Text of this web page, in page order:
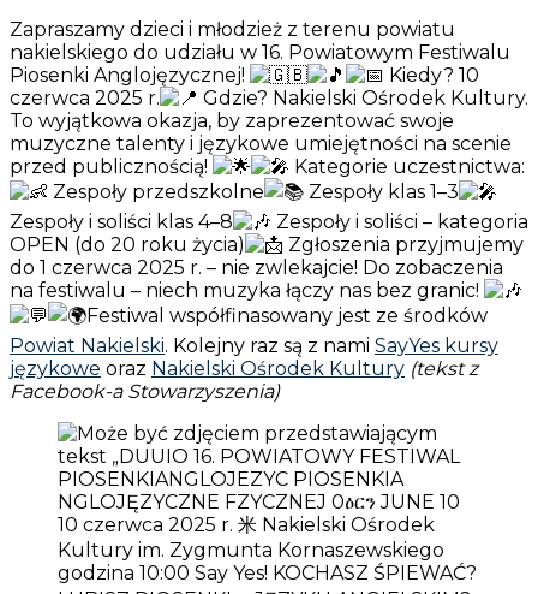
Zapraszamy dzieci i młodzież z terenu powiatu
nakielskiego do udziału w 16. Powiatowym Festiwalu
Piosenki Anglojęzycznej!
Kiedy? 10
czerwca 2025 r.
Gdzie? Nakielski Ośrodek Kultury.
To wyjątkowa okazja, by zaprezentować swoje
muzyczne talenty i językowe umiejętności na scenie
przed publicznością!
Kategorie uczestnictwa:
Zespoły przedszkolne
Zespoły klas 1–3
Zespoły i soliści klas 4–8
Zespoły i soliści – kategoria
OPEN (do 20 roku życia)
Zgłoszenia przyjmujemy
do 1 czerwca 2025 r. – nie zwlekajcie! Do zobaczenia
na festiwalu – niech muzyka łączy nas bez granic!
Festiwal współfinasowany jest ze środków
Powiat Nakielski. Kolejny raz są z nami SayYes kursy
językowe oraz Nakielski Ośrodek Kultury (tekst z
Facebook-a Stowarzyszenia)